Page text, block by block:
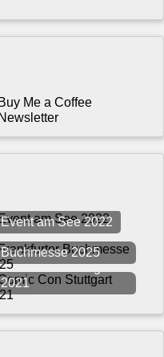
Event am See 2022
Frankfurter
Buchmesse 2025
Comic Con Stuttgart
2021